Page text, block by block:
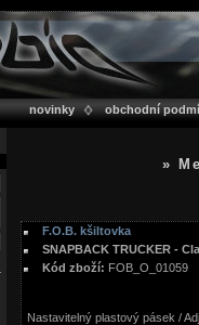
novinky obchodní
»
F.O.B. kšiltovka
SNAPBACK TRUCKER -
Kód zboží: FOB_O_01059
Nastavitelný plastový pásek /